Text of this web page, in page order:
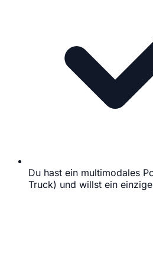
Du hast ein multimodales
Truck) und willst ein